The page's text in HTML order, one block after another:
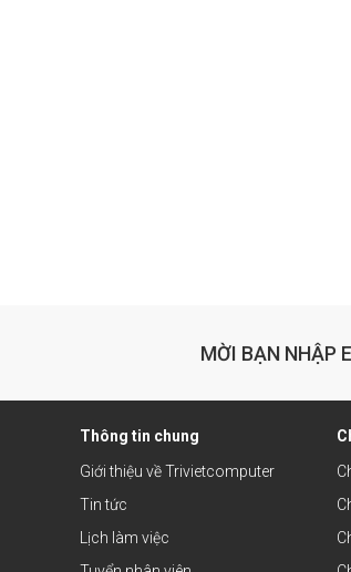
MỜI BẠN NHẬP
Thông tin chung
Giới thiệu về Trivietcomputer
Tin tức
Lịch làm việc